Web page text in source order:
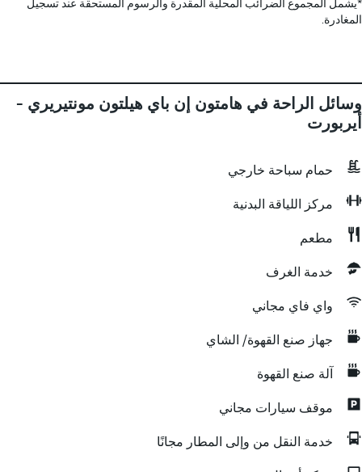
*يشمل المجموع الضرائب المحلية المقدرة والرسوم المستحقة عند تسجيل
المغادرة.
وسائل الراحة في هامتون إن باي هيلتون مونتيريري -
أيربورت
حمام سباحة خارجي
مركز اللياقة البدنية
مطعم
خدمة الغرف
واي فاي مجاني
جهاز صنع القهوة/ الشاي
آلة صنع القهوة
موقف سيارات مجاني
خدمة النقل من وإلى المطار مجانًا